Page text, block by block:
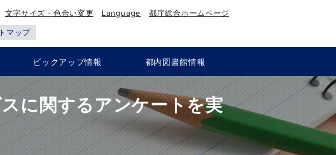
文字サイズ・色合い変更 Language 都庁総合ホームページ
マップ
ピックアップ情報 都内図書館情報
に関するアンケートを実